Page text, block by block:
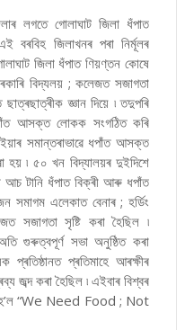
লগতে গোলাঘাট জিলা ধঁপাত
বৰবিহ জিলাখনৰ পৰা নিৰ্মূলৰ
জিলা ধঁপাত ণিয়ণ্তন কোষে
বিদ্যলয় ; কলেজত সজাগতা
জ্ঞান দিয়ে ৷ তদুপৰি
আসক্ত লোকক সংগঠিত কৰি
সমান্তৰাভাৱে ধপাঁত আসক্ত
৷ ৫০ খন বিদ্যালয়ৰ দুইদিশে
আচ টানি ধঁপাত বিক্ৰী আৰু ধপাঁত
সমাগম এলেকাত বেনাৰ ; হৰ্ডিং
সজাগতা সৃষ্টি কৰা হৈছিল ৷
গুৰুত্বপূৰ্ণ সভা অনুষ্ঠিত কৰা
প্ৰতিমাহে আৰক্ষীৰ
জব্দ কৰা হৈছিল ৷ এইবাৰ বিশ্বৰ
হ’ল “We Need Food ; Not